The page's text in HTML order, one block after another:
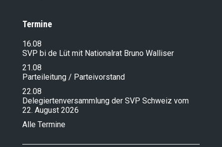
Termine
16.08
SVP bi de Lüt mit Nationalrat Bruno Walliser
21.08
Parteileitung / Parteivorstand
22.08
Delegiertenversammlung der SVP Schweiz vom
22. August 2026
Alle Termine